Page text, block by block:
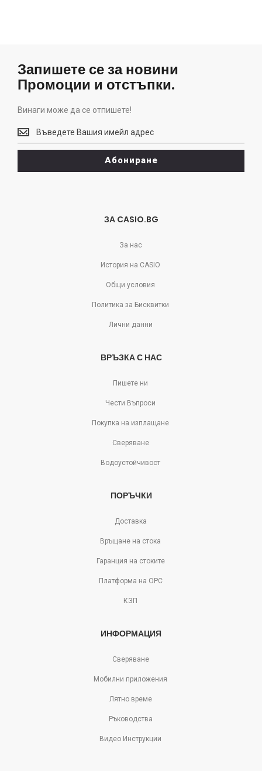
Запишете се за новини
Промоции и отстъпки.
Винаги може да се отпишете!
Винаги
може
да
отпишете!
Абониране
ЗА CASIO.BG
За нас
История на CASIO
Общи условия
Политика за Бисквитки
Лични данни
ВРЪЗКА С НАС
Пишете ни
Чести Въпроси
Покупка на изплащане
Сверяване
Водоустойчивост
ПОРЪЧКИ
Доставка
Връщане на стока
Гаранция на стоките
Платформа на ОРС
КЗП
ИНФОРМАЦИЯ
Сверяване
Мобилни приложения
Лятно време
Ръководства
Видео Инструкции